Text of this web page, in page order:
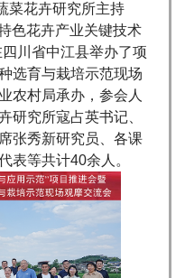
花卉研究所主持
色花卉产业关键技术
川省中江县举办了项
选育与栽培示范现场
农村局承办，参会人
研究所寇占英书记、
张秀新研究员、各课
表等共计40余人。